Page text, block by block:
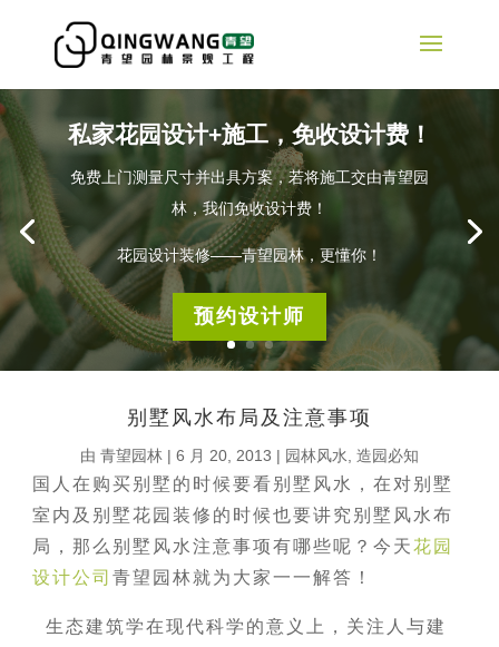
私家花园设计+施工，免收设计费！
免费上门测量尺寸并出具方案，若将施工交由青望园
林，我们免收设计费！
花园设计装修——青望园林，更懂你！
预约设计师
别墅风水布局及注意事项
由 青望园林 | 6 月 20, 2013 | 园林风水 造园必知
国人在购买别墅的时候要看别墅风水，在对别墅
室内及别墅花园装修的时候也要讲究别墅风水布
局，那么别墅风水注意事项有哪些呢？今天花园
设计公司青望园林就为大家一一解答！
生态建筑学在现代科学的意义上，关注人与建